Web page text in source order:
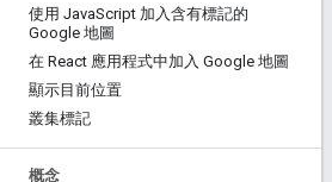
使用 JavaScript 加入含有標記的
Google 地圖
在 React 應用程式中加入 Google 地圖
顯示目前位置
叢集標記
概念